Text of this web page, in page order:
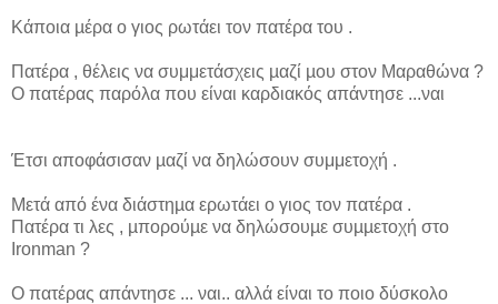
Κάποια µέρα ο γιος ρωτάει τον πατέρα του .
Πατέρα , θέλεις να συμμετάσχεις µαζί µου στον Μαραθώνα ?
Ο πατέρας παρόλα που είναι καρδιακός απάντησε ...ναι
Έτσι αποφάσισαν µαζί να δηλώσουν συμμετοχή .
Μετά από ένα διάστηµα ερωτάει ο γιος τον πατέρα .
Πατέρα τι λες , µπορούµε να δηλώσουµε συµµετοχή στο
Ironman ?
Ο πατέρας απάντησε ... ναι.. αλλά είναι το ποιο δύσκολο